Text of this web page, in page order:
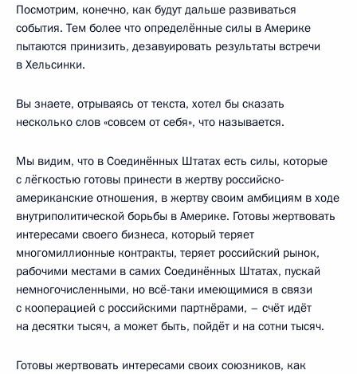
Посмотрим, конечно, как будут дальше развиваться
события. Тем более что определённые силы в Америке
пытаются принизить, дезавуировать результаты встречи
в Хельсинки.
Вы знаете, отрываясь от текста, хотел бы сказать
несколько слов «совсем от себя», что называется.
Мы видим, что в Соединённых Штатах есть силы, которые
с лёгкостью готовы принести в жертву российско-
американские отношения, в жертву своим амбициям в ходе
внутриполитической борьбы в Америке. Готовы жертвовать
интересами своего бизнеса, который теряет
многомиллионные контракты, теряет российский рынок,
рабочими местами в самих Соединённых Штатах, пускай
немногочисленными, но всё-таки имеющимися в связи
с кооперацией с российскими партнёрами, – счёт идёт
на десятки тысяч, а может быть, пойдёт и на сотни тысяч.
Готовы жертвовать интересами своих союзников, как